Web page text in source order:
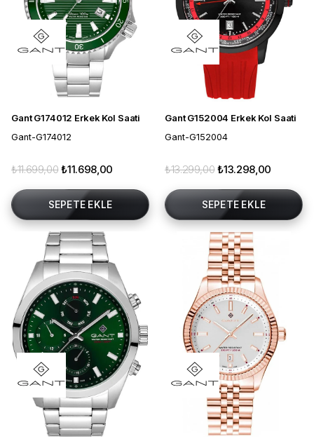
Gant G174012 Erkek Kol Saati
Gant-G174012
₺11.698,00
₺11.699,00
SEPETE EKLE
Gant G152004 Erkek Kol Saati
Gant-G152004
₺13.298,00
₺13.299,00
SEPETE EKLE